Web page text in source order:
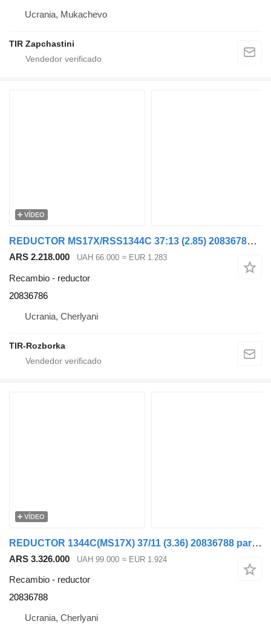
Ucrania, Mukachevo
TIR Zapchastini
VÍDEO
REDUCTOR MS17X/RSS1344C 37:13 (2.85) 20836786 para Renault Magnum cabeza tractora
ARS 2.218.000 UAH 66.000 ≈ EUR 1.283
Recambio - reductor
20836786
Ucrania, Cherlyani
TIR-Rozborka
VÍDEO
REDUCTOR 1344C(MS17X) 37/11 (3.36) 20836788 para Renault Premium, Magnum cabeza tractora
ARS 3.326.000 UAH 99.000 ≈ EUR 1.924
Recambio - reductor
20836788
Ucrania, Cherlyani